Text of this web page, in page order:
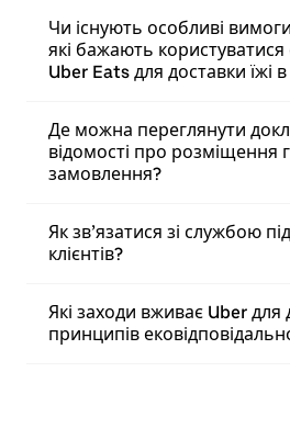
Чи існують особливі
які бажають користуватися
Uber Eats для доставки їжі в
Де можна переглянути
відомості про розміщення
замовлення?
Як зв’язатися зі службою
клієнтів?
Які заходи вживає Uber
принципів